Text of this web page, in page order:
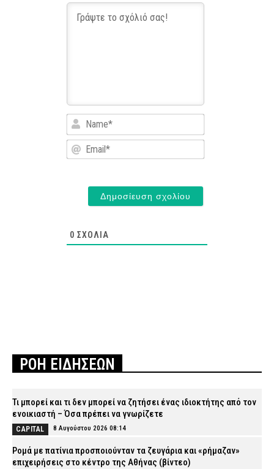
Name*
Email*
0 ΣΧΌΛΙΑ
ΡΟΗ ΕΙΔΗΣΕΩΝ
Τι μπορεί και τι δεν μπορεί να ζητήσει ένας ιδιοκτήτης από τον
ενοικιαστή – Όσα πρέπει να γνωρίζετε
CAPITAL 8 Αυγούστου 2026 08:14
Ρομά με πατίνια προσποιούνταν τα ζευγάρια και «ρήμαζαν»
επιχειρήσεις στο κέντρο της Αθήνας (βίντεο)